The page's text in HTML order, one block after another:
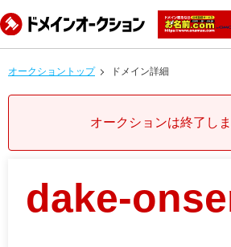
オークショントップ ドメイン詳細
オークションは終了しま
dake-